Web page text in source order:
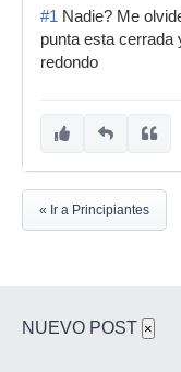
#1 Nadie? Me
punta esta cerrada
redondo
« Ir a Principiantes
NUEVO POST ×